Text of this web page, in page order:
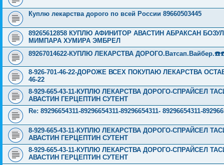
Куплю лекарства дорого по всей России 89660503445
89265612858 КУПЛЮ АФИНИТОР АВАСТИН АБРАКСАН
МИМПАРА ХУМИРА ЭМБРЕЛ
89267014622-КУПЛЮ ЛЕКАРСТВА
8-926-701-46-22-ДОРОЖЕ ВСЕХ ПОКУПАЮ ЛЕКАРСТВА
46-22
8-929-665-43-11-КУПЛЮ ЛЕКАРСТВА ДОРОГО-СПРАЙСЕЛ
АВАСТИН ГЕРЦЕПТИН СУТЕНТ
Re: 89296654311-89296654311-89296654311- 89296654311-
8-929-665-43-11-КУПЛЮ ЛЕКАРСТВА ДОРОГО-СПРАЙСЕЛ
АВАСТИН ГЕРЦЕПТИН СУТЕНТ
8-929-665-43-11-КУПЛЮ ЛЕКАРСТВА ДОРОГО-СПРАЙСЕЛ
АВАСТИН ГЕРЦЕПТИН СУТЕНТ